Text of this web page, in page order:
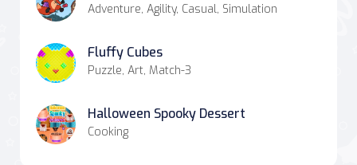
Adventure, Agility, Casual, Simulation
Fluffy Cubes
Puzzle, Art, Match-3
Halloween Spooky Dessert
Cooking